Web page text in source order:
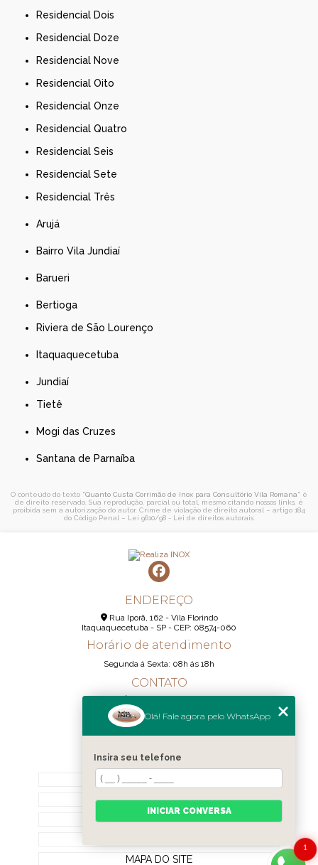
Residencial Dois
Residencial Doze
Residencial Nove
Residencial Oito
Residencial Onze
Residencial Quatro
Residencial Seis
Residencial Sete
Residencial Três
Arujá
Bairro Vila Jundiaí
Barueri
Bertioga
Riviera de São Lourenço
Itaquaquecetuba
Jundiaí
Tietê
Mogi das Cruzes
Santana de Parnaíba
O conteúdo do texto "Quanto Custa Corrimão de Inox para Consultório Vila Romana" é
de direito reservado. Sua reprodução, parcial ou total, mesmo citando nossos links, é
proibida sem a autorização do autor. Crime de violação de direito autoral – artigo 184
do Código Penal – Lei 9610/98 - Lei de direitos autorais.
ENDEREÇO
Rua Iporã, 162 - Vila Florindo
Itaquaquecetuba - SP - CEP: 08574-060
Horário de atendimento
Segunda á Sexta: 08h ás 18h
CONTATO
(11) 98189-1344
MENU
HOME
QUEM SOMOS
CONTATO
MAPA DO SITE
1
Olá! Fale agora pelo WhatsApp
Insira seu telefone
INICIAR CONVERSA